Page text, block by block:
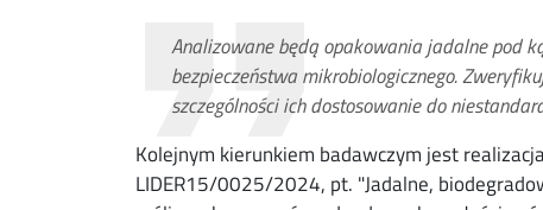
Analizowane będą opakowania jadalne pod
bezpieczeństwa mikrobiologicznego.
szczególności ich dostosowanie do
Kolejnym kierunkiem badawczym jest
LIDER15/0025/2024, pt. "Jadalne,